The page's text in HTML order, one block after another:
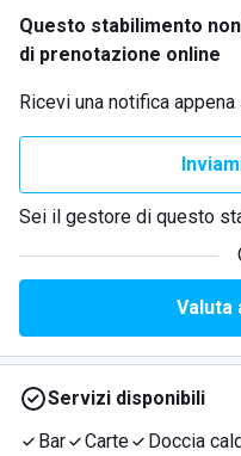
Questo stabilimento
di prenotazione online
Ricevi una notifica
Sei il gestore di questo
Valuta
Servizi disponibili
Bar
Carte Doccia